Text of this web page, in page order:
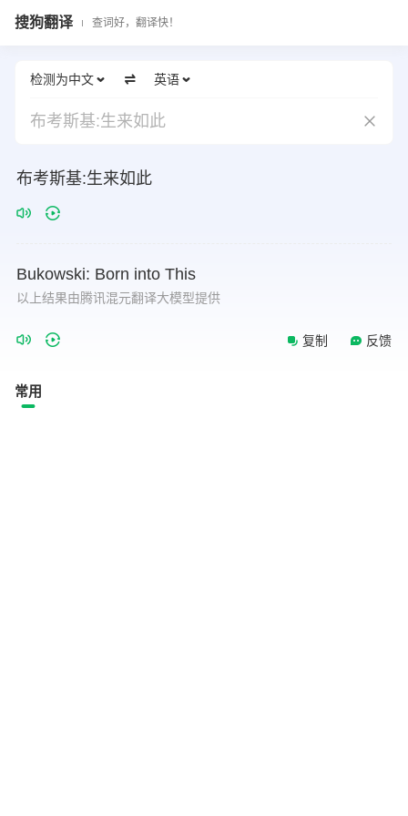
搜狗翻译 查词好，翻译快！
检测为中文 英语
布考斯基:生来如此
布考斯基:生来如此
Bukowski: Born into This
以上结果由腾讯混元翻译大模型提供
复制 反馈
常用